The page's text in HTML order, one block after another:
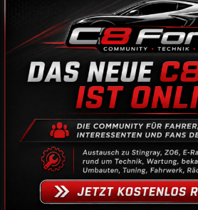
Rennkalender 2026
YTCC:
– Nürburgring
26-28.06. – Zolder
28-30.08. – Red Bull Ring
24-26.09. – Spa
Produktsuche